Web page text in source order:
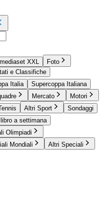
XXL
Foto
e Classifiche
Italia
Supercoppa Italiana
Mercato
Motori
Altri Sport
Sondaggi
a settimana
Olimpiadi
Mondiali Altri Speciali